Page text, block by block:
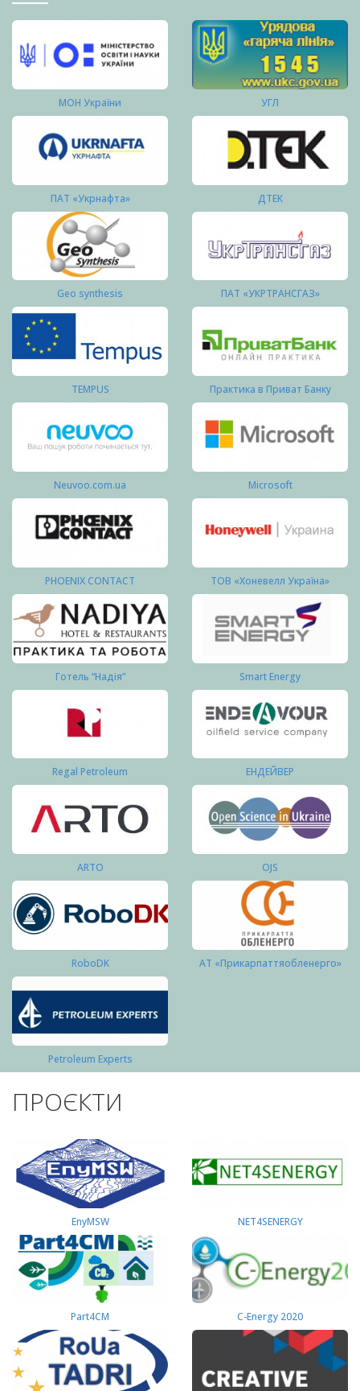
МОН України УГЛ
ПАТ «Укрнафта» ДТЕК
Geo synthesis ПАТ «УКРТРАНСГАЗ»
TEMPUS Практика в Приват Банку
Neuvoo.com.ua Microsoft
PHOENIX CONTACT ТОВ «Хоневелл Україна»
Готель “Надія” Smart Energy
Regal Petroleum ЕНДЕЙВЕР
ARTO OJS
RoboDK АТ «Прикарпаттяобленерго»
Petroleum Experts
ПРОЄКТИ
EnyMSW NET4SENERGY
Part4СМ C-Energy 2020